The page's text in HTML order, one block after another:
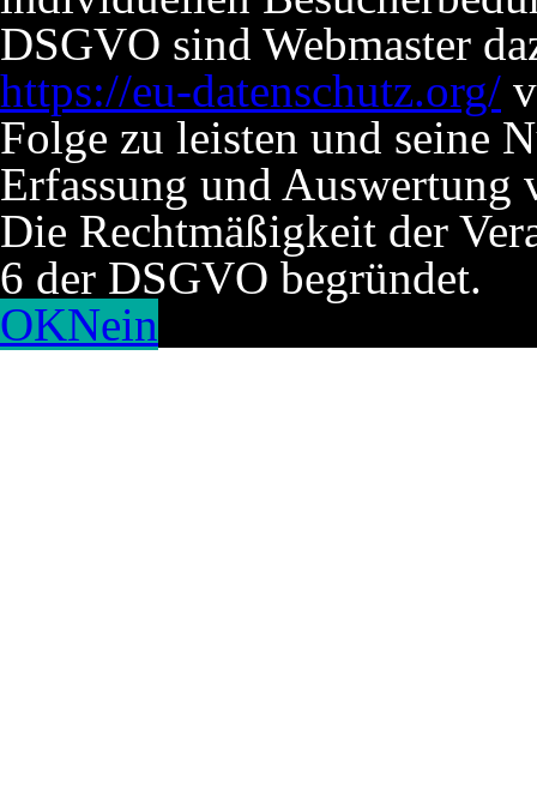
DSGVO sind Webmaster
https://eu-datenschutz.org/
Folge zu leisten und seine
Erfassung und Auswertung
Die Rechtmäßigkeit der
6 der DSGVO begründet.
OKNein